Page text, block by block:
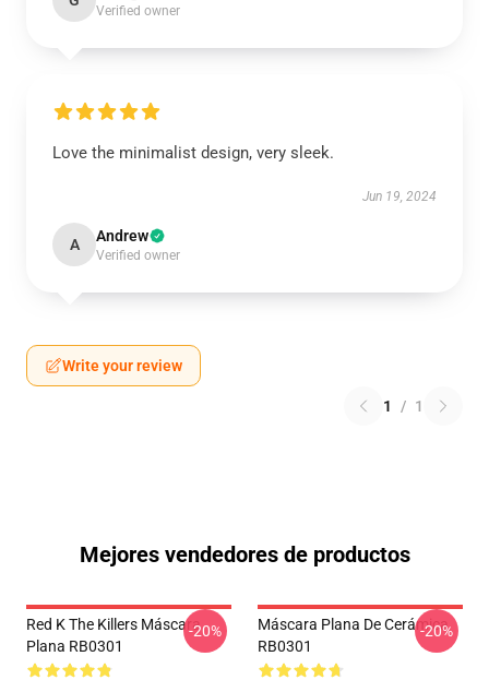
Verified owner
Love the minimalist design, very sleek.
Jun 19, 2024
A Andrew
Verified owner
Write your review
1 / 1
Mejores vendedores de productos
Red K The Killers Máscara
Plana RB0301
-20%
Máscara Plana De Cerámica
RB0301
-20%